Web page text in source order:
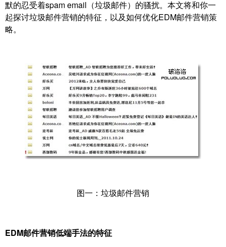
默的忍受着spam email（垃圾邮件）的骚扰。本文将和你一
起探讨垃圾邮件营销的特征，以及如何优化EDM邮件营销策
略。
图一：垃圾邮件营销
EDM邮件营销低端手法的特征